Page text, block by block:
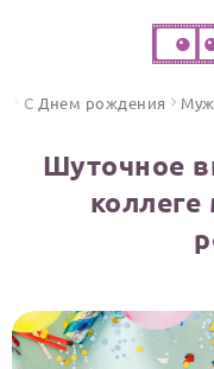
ПО ФОРМАТУ
Видео
Открытки
Стихи и тексты
ИНСТРУМЕНТЫ
ОТЗЫВЫ
С Днем рождения
Шуточное